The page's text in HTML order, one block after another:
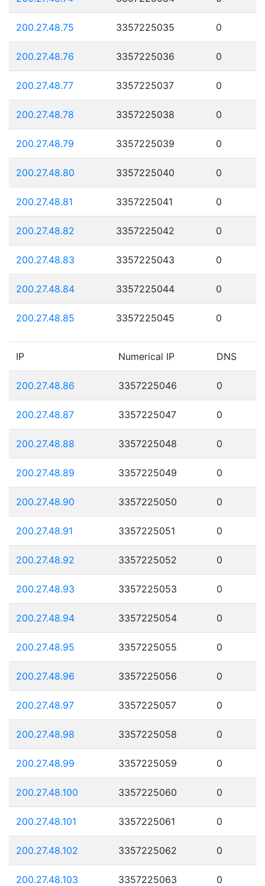
200.27.48.75 3357225035 0
200.27.48.76 3357225036 0
200.27.48.77 3357225037 0
200.27.48.78 3357225038 0
200.27.48.79 3357225039 0
200.27.48.80 3357225040 0
200.27.48.81 3357225041 0
200.27.48.82 3357225042 0
200.27.48.83 3357225043 0
200.27.48.84 3357225044 0
200.27.48.85 3357225045 0
IP Numerical IP DNS
200.27.48.86 3357225046 0
200.27.48.87 3357225047 0
200.27.48.88 3357225048 0
200.27.48.89 3357225049 0
200.27.48.90 3357225050 0
200.27.48.91 3357225051 0
200.27.48.92 3357225052 0
200.27.48.93 3357225053 0
200.27.48.94 3357225054 0
200.27.48.95 3357225055 0
200.27.48.96 3357225056 0
200.27.48.97 3357225057 0
200.27.48.98 3357225058 0
200.27.48.99 3357225059 0
200.27.48.100 3357225060 0
200.27.48.101 3357225061 0
200.27.48.102 3357225062 0
200.27.48.103 3357225063 0